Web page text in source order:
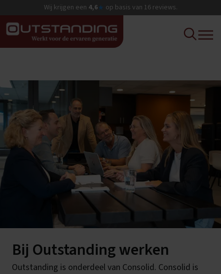
Wij krijgen een 4,6★ op basis van 16reviews.
Bij Outstanding werken
Outstanding is onderdeel van Consolid. Consolid is